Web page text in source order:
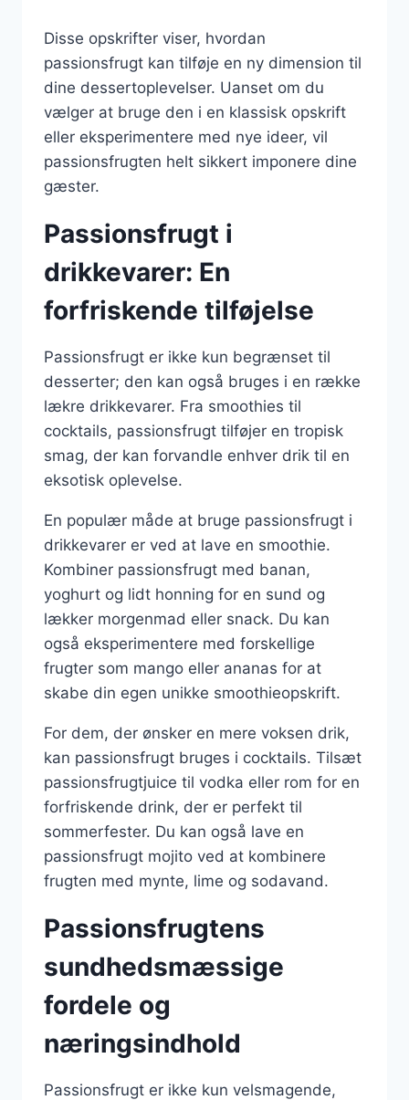
Disse opskrifter viser, hvordan
passionsfrugt kan tilføje en ny dimension til
dine dessertoplevelser. Uanset om du
vælger at bruge den i en klassisk opskrift
eller eksperimentere med nye ideer, vil
passionsfrugten helt sikkert imponere dine
gæster.
Passionsfrugt i
drikkevarer: En
forfriskende tilføjelse
Passionsfrugt er ikke kun begrænset til
desserter; den kan også bruges i en række
lækre drikkevarer. Fra smoothies til
cocktails, passionsfrugt tilføjer en tropisk
smag, der kan forvandle enhver drik til en
eksotisk oplevelse.
En populær måde at bruge passionsfrugt i
drikkevarer er ved at lave en smoothie.
Kombiner passionsfrugt med banan,
yoghurt og lidt honning for en sund og
lækker morgenmad eller snack. Du kan
også eksperimentere med forskellige
frugter som mango eller ananas for at
skabe din egen unikke smoothieopskrift.
For dem, der ønsker en mere voksen drik,
kan passionsfrugt bruges i cocktails. Tilsæt
passionsfrugtjuice til vodka eller rom for en
forfriskende drink, der er perfekt til
sommerfester. Du kan også lave en
passionsfrugt mojito ved at kombinere
frugten med mynte, lime og sodavand.
Passionsfrugtens
sundhedsmæssige
fordele og
næringsindhold
Passionsfrugt er ikke kun velsmagende,